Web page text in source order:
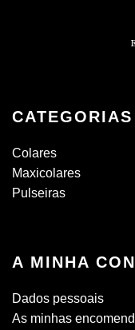
CATEGORIAS
Colares
Maxicolares
Pulseiras
A MINHA
Dados pessoais
As minhas